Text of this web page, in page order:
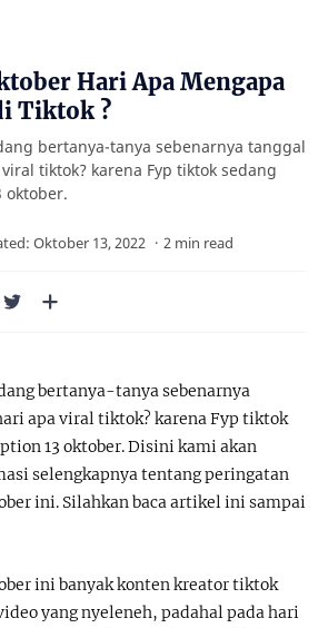
Hari Apa Mengapa
Tiktok ?
bertanya-tanya sebenarnya tanggal
tiktok? karena Fyp tiktok sedang
oktober.
2 min read
bertanya-tanya sebenarnya
apa viral tiktok? karena Fyp tiktok
13 oktober. Disini kami akan
selengkapnya tentang peringatan
ini. Silahkan baca artikel ini sampai
ini banyak konten kreator tiktok
yang nyeleneh, padahal pada hari